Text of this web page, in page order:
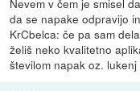
Nevem v čem je smisel
da se napake odpravijo
KrCbelca: če pa sam
želiš neko kvalitetno
številom napak oz.